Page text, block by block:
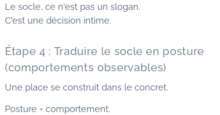
Le socle, ce n'est pas un slogan.
C'est une décision intime.
Étape 4 : Traduire le socle en posture
(comportements observables)
Une place se construit dans le concret.
Posture = comportement.